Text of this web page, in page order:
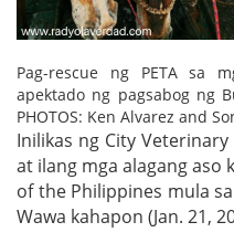
Pag-rescue ng PETA sa
apektado ng pagsabog ng
PHOTOS: Ken Alvarez and
Inilikas ng City
at ilang mga alagang aso
of the Philippines mula
Wawa kahapon (Jan. 21,